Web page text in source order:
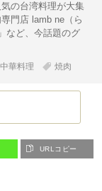
の台湾料理が大集
門店 lamb ne（ら
など、今話題のグ
中華料理 焼肉
URLコピー